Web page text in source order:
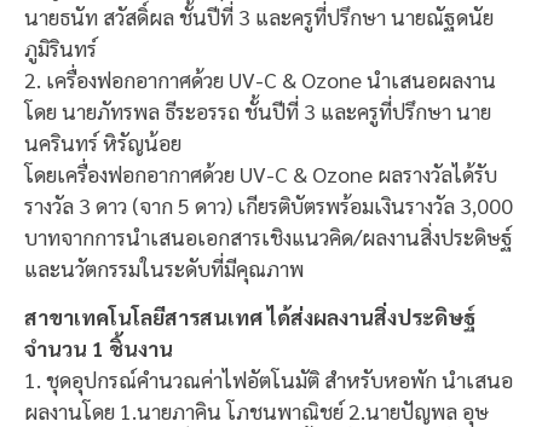
นายธนัท สวัสดิ์ผล ชั้นปีที่ 3 และครูที่ปรึกษา นายณัฐดนัย
ภูมิรินทร์
2. เครื่องฟอกอากาศด้วย UV-C & Ozone นำเสนอผลงาน
โดย นายภัทรพล ธีระอรรถ ชั้นปีที่ 3 และครูที่ปรึกษา นาย
นครินทร์ หิรัญน้อย
โดยเครื่องฟอกอากาศด้วย UV-C & Ozone ผลรางวัลได้รับ
รางวัล 3 ดาว (จาก 5 ดาว) เกียรติบัตรพร้อมเงินรางวัล 3,000
บาทจากการนำเสนอเอกสารเชิงแนวคิด/ผลงานสิ่งประดิษฐ์
และนวัตกรรมในระดับที่มีคุณภาพ
สาขาเทคโนโลยีสารสนเทศ ได้ส่งผลงานสิ่งประดิษฐ์
จำนวน 1 ชิ้นงาน
1. ชุดอุปกรณ์คำนวณค่าไฟอัตโนมัติ สำหรับหอพัก นำเสนอ
ผลงานโดย 1.นายภาคิน โภชนพาณิชย์ 2.นายปัญพล อุษ